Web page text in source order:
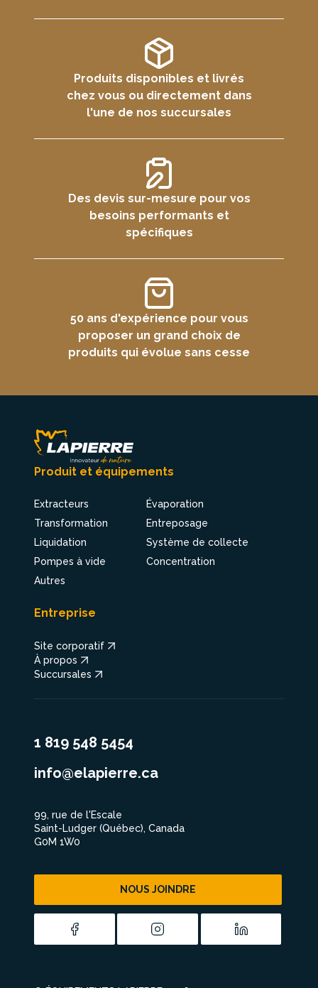
Produits disponibles et livrés
chez vous ou directement dans
l'une de nos succursales
Des devis sur-mesure pour vos
besoins performants et
spécifiques
50 ans d'expérience pour vous
proposer un grand choix de
produits qui évolue sans cesse
Produit et équipements
Extracteurs
Évaporation
Transformation
Entreposage
Liquidation
Système de collecte
Pompes à vide
Concentration
Autres
Entreprise
Site corporatif
À propos
Succursales
1 819 548 5454
info@elapierre.ca
99, rue de l'Escale
Saint-Ludger (Québec), Canada
G0M 1W0
NOUS JOINDRE